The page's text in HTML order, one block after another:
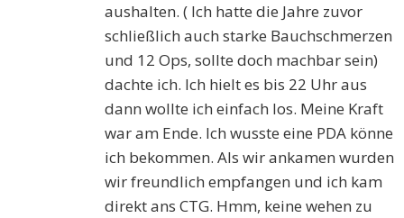
aushalten. ( Ich hatte die Jahre zuvor
schließlich auch starke Bauchschmerzen
und 12 Ops, sollte doch machbar sein)
dachte ich. Ich hielt es bis 22 Uhr aus
dann wollte ich einfach los. Meine Kraft
war am Ende. Ich wusste eine PDA könne
ich bekommen. Als wir ankamen wurden
wir freundlich empfangen und ich kam
direkt ans CTG. Hmm, keine wehen zu